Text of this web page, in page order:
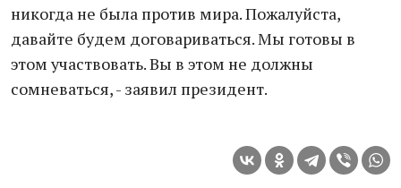
никогда не была против мира. Пожалуйста,
давайте будем договариваться. Мы готовы в
этом участвовать. Вы в этом не должны
сомневаться, - заявил президент.